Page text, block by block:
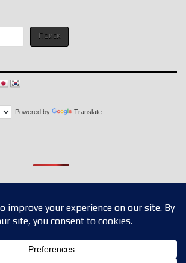
Поиск
Powered by Translate
Design by ThemesDNA.com